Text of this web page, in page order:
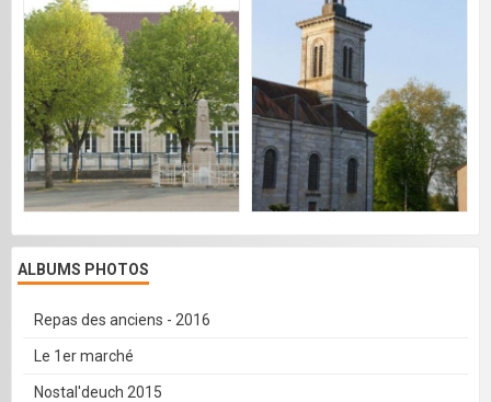
ALBUMS PHOTOS
Repas des anciens - 2016
Le 1er marché
Nostal'deuch 2015